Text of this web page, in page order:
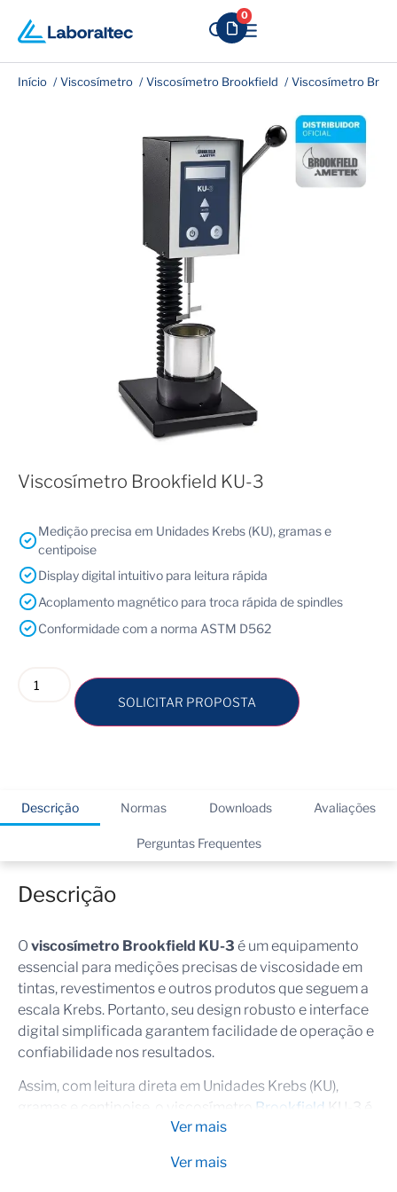
0
Início Viscosímetro Viscosímetro Brookfield Viscosímetro
Viscosímetro Brookfield KU-3
Medição precisa em Unidades Krebs (KU), gramas e
centipoise
Display digital intuitivo para leitura rápida
Acoplamento magnético para troca rápida de spindles
Conformidade com a norma ASTM D562
SOLICITAR PROPOSTA
Descrição Normas Downloads Avaliações
Perguntas Frequentes
Descrição
O viscosímetro Brookfield KU-3 é um equipamento
essencial para medições precisas de viscosidade em
tintas, revestimentos e outros produtos que seguem a
escala Krebs. Portanto, seu design robusto e interface
digital simplificada garantem facilidade de operação e
confiabilidade nos resultados.
Assim, com leitura direta em Unidades Krebs (KU),
gramas e centipoise, o viscosímetro
Brookfield KU-3 é
ideal para laboratórios que necessitam de medições
formulação de produtos.
Ver mais
Ver mais